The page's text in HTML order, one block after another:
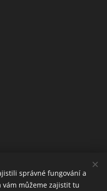
Telefon:602944078
správné fungování a
vám můžeme zajistit tu